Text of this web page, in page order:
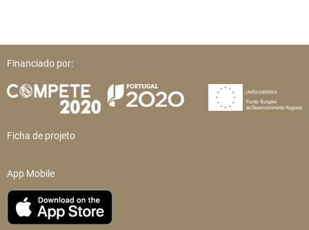
Financiado por:
Ficha de projeto
App Mobile